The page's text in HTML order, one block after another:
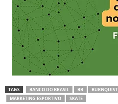
TAGS BANCO DO BRASIL BB BURNQUIST
MARKETING ESPORTIVO
SKATE